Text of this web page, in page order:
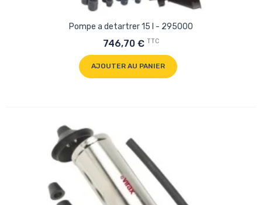
Pompe a detartrer 15 l - 295000
746,70 € TTC
AJOUTER AU PANIER